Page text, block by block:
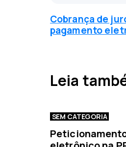
t
í
c
n
r
o
Cobrança de
pagamento
Leia
SEM CATEGORIA